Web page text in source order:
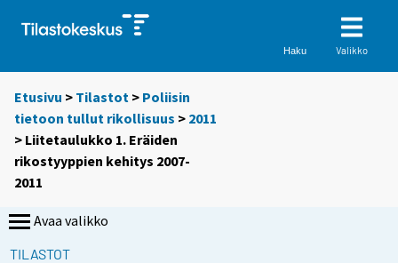
Haku Valikko
Etusivu > Tilastot > Poliisin
tietoon tullut rikollisuus > 2011
> Liitetaulukko 1. Eräiden
rikostyyppien kehitys 2007-
2011
Avaa valikko
TILASTOT